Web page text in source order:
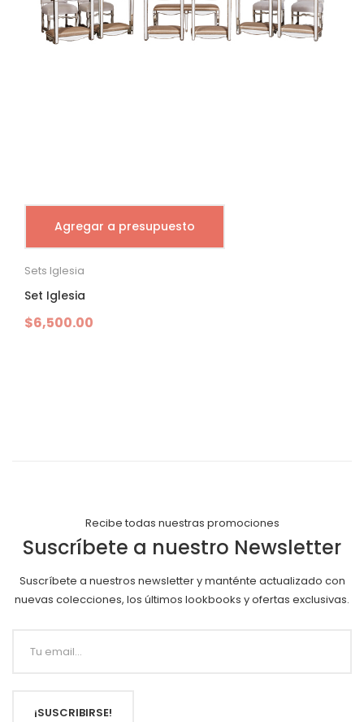
Agregar a presupuesto
Sets Iglesia
Set Iglesia
$6,500.00
Recibe todas nuestras promociones
Suscríbete a nuestro Newsletter
Suscríbete a nuestros newsletter y manténte actualizado con
nuevas colecciones, los últimos lookbooks y ofertas exclusivas.
¡SUSCRIBIRSE!